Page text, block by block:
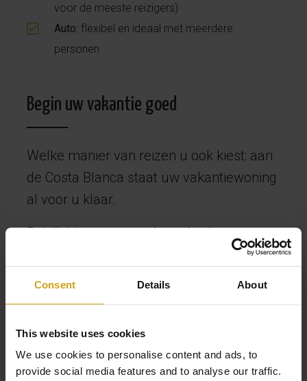
Consent Details About
This website uses cookies
We use cookies to personalise content and ads, to
provide social media features and to analyse our traffic.
voor de meeste reizigers)
Auto: flexibel en ideaal met meerdere
personen
Begin uw vakantie goed
Welke manier van reizen u ook kiest: aan
de Costa Blanca staat uw vakantiewoning
al voor u klaar.
Bekijkhierons actuele aanbod van
vakantiewoningen en geniet van zon, rust
Waarom boeken via CasaLasDunas?